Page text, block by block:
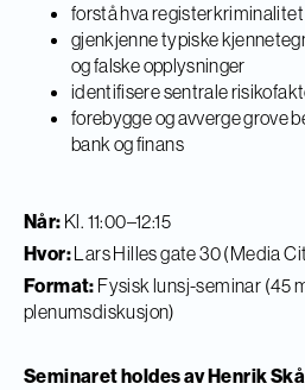
​forstå hva
​gjenkjenne typiske
og falske opplysninger
​identifisere sentrale
​forebygge og avverge grove
bank og finans
Når: Kl. 11:00–12:15
Hvor:Lars Hilles gate 30 (Media
Format: Fysisk lunsj-seminar (45
plenumsdiskusjon)
Seminaret holdes av Henrik